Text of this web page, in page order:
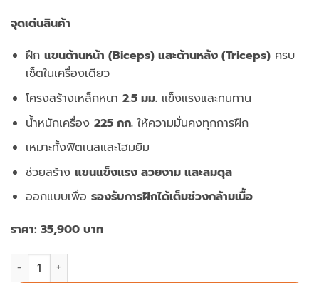
จุดเด่นสินค้า
ฝึก แขนด้านหน้า (Biceps) และด้านหลัง (Triceps)ครบ
เซ็ตในเครื่องเดียว
โครงสร้างเหล็กหนา 2.5 มม.แข็งแรงและทนทาน
น้ำหนักเครื่อง 225 กก.ให้ความมั่นคงทุกการฝึก
เหมาะทั้งฟิตเนสและโฮมยิม
ช่วยสร้าง แขนแข็งแรง สวยงาม และสมดุล
ออกแบบเพื่อ รองรับการฝึกได้เต็มช่วงกล้ามเนื้อ
ราคา: 35,900 บาท
เครื่องบริหารแขน รุ่น FGX87A แบบ Camber Curl & Triceps คร